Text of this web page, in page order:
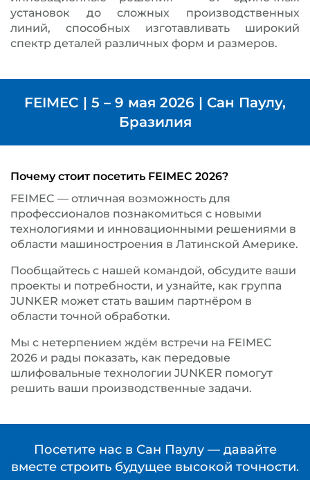
установок до сложных производственных
линий, способных изготавливать широкий
спектр деталей различных форм и размеров.
FEIMEC | 5 – 9 мая 2026 | Сан Паулу,
Бразилия
Почему стоит посетить FEIMEC 2026?
FEIMEC — отличная возможность для
профессионалов познакомиться с новыми
технологиями и инновационными решениями в
области машиностроения в Латинской Америке.
Пообщайтесь с нашей командой, обсудите ваши
проекты и потребности, и узнайте, как группа
JUNKER может стать вашим партнёром в
области точной обработки.
Мы с нетерпением ждём встречи на FEIMEC
2026 и рады показать, как передовые
шлифовальные технологии JUNKER помогут
решить ваши производственные задачи.
Посетите нас в Сан Паулу — давайте
вместе строить будущее высокой точности.